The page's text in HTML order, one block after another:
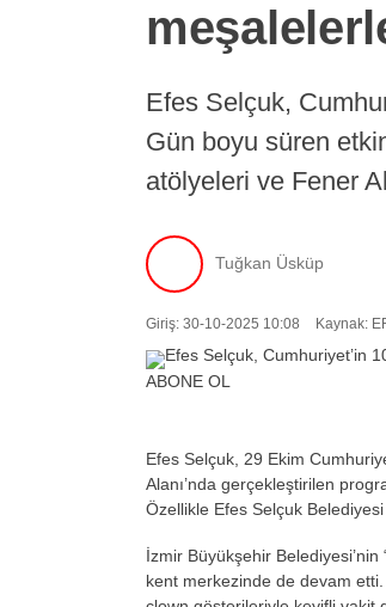
Efes Selçuk,
Gün boyu süren
atölyeleri ve Fener
Tuğkan Üsküp
Giriş: 30-10-2025 10:08 Kaynak:
ABONE OL
Efes Selçuk, 29 Ekim
Alanı’nda gerçekleştirilen
Özellikle Efes Selçuk
İzmir Büyükşehir
kent merkezinde de devam